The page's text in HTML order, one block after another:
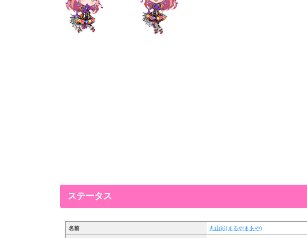
ステータス
名前 丸山彩(まるやまあや)